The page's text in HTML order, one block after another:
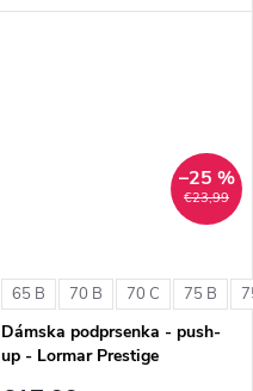
€23,99
–25 %
65 B 70 B 70 C 75 B
Dámska podprsenka - push-
up - Lormar Prestige